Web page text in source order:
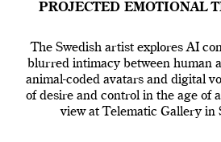
PROJECTED EMOTIONAL
The Swedish artist explores AI
blurred intimacy between human
animal-coded avatars and digital
of desire and control in the age of
view at Telematic Gallery in